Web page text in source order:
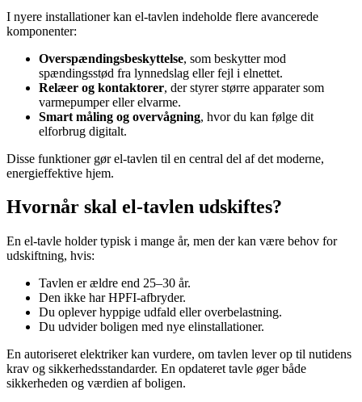
I nyere installationer kan el-tavlen indeholde flere avancerede
komponenter:
Overspændingsbeskyttelse, som beskytter mod
spændingsstød fra lynnedslag eller fejl i elnettet.
Relæer og kontaktorer, der styrer større apparater som
varmepumper eller elvarme.
Smart måling og overvågning, hvor du kan følge dit
elforbrug digitalt.
Disse funktioner gør el-tavlen til en central del af det moderne,
energieffektive hjem.
Hvornår skal el-tavlen udskiftes?
En el-tavle holder typisk i mange år, men der kan være behov for
udskiftning, hvis:
Tavlen er ældre end 25–30 år.
Den ikke har HPFI-afbryder.
Du oplever hyppige udfald eller overbelastning.
Du udvider boligen med nye elinstallationer.
En autoriseret elektriker kan vurdere, om tavlen lever op til nutidens
krav og sikkerhedsstandarder. En opdateret tavle øger både
sikkerheden og værdien af boligen.